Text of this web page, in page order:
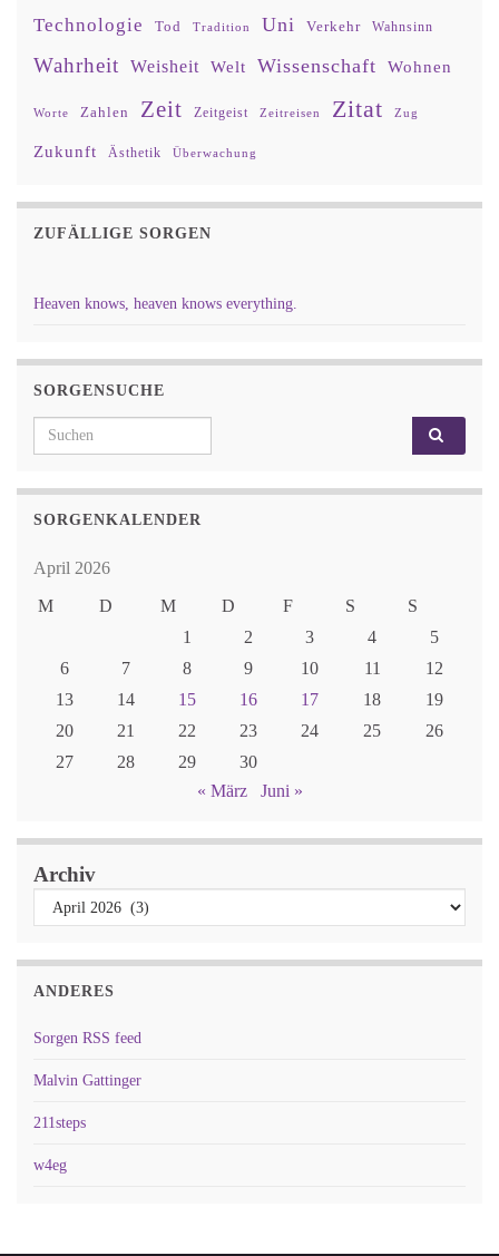
Technologie Tod Tradition Uni Verkehr Wahnsinn
Wahrheit Weisheit Welt Wissenschaft Wohnen
Worte Zahlen Zeit Zeitgeist Zeitreisen Zitat Zug
Zukunft Ästhetik Überwachung
ZUFÄLLIGE SORGEN
Heaven knows, heaven knows everything.
SORGENSUCHE
Search for:
SORGENKALENDER
April 2026
M
D M D F S
S
1
2 3 4
5
6
7 8 9 10 11
12
13
14 15 16 17 18
19
20
21 22 23 24 25
26
27
28 29
30
« März
Juni »
Archiv
ANDERES
Sorgen RSS feed
Malvin Gattinger
211steps
w4eg